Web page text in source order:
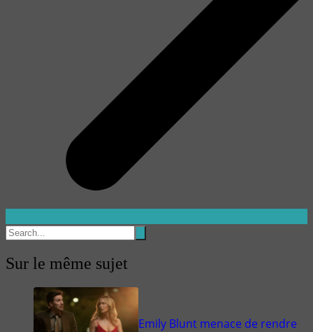
Sur le même sujet
Emily Blunt menace de rendre